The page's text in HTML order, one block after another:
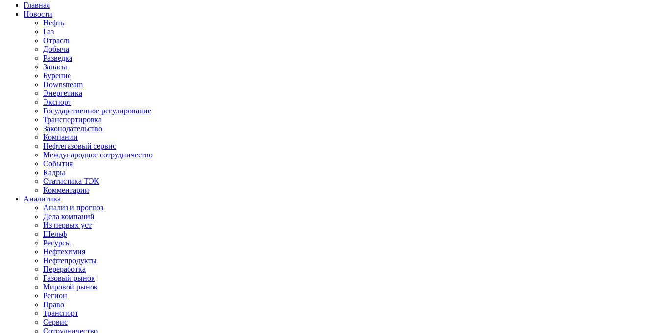
Главная
Новости
Нефть
Газ
Отрасль
Добыча
Разведка
Запасы
Бурение
Downstream
Энергетика
Экспорт
Государственное регулирование
Транспортировка
Законодательство
Компании
Нефтегазовый сервис
Международное сотрудничество
События
Кадры
Статистика ТЭК
Комментарии
Аналитика
Анализ и прогноз
Дела компаний
Из первых уст
Шельф
Ресурсы
Нефтехимия
Нефтепродукты
Переработка
Газовый рынок
Мировой рынок
Регион
Право
Транспорт
Сервис
Сотрудничество